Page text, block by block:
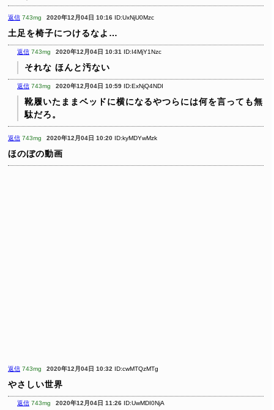
返信 743mg 2020年12月04日 10:16 ID:UxNjU0Mzc
土足を椅子につけるなよ…
返信 743mg 2020年12月04日 10:31 ID:I4MjY1Nzc
それな ほんと汚ない
返信 743mg 2020年12月04日 10:59 ID:ExNjQ4NDI
靴履いたままベッドに横になるやつらには何を言っても無
駄だろ。
返信 743mg 2020年12月04日 10:20 ID:kyMDYwMzk
ほのぼの動画
返信 743mg 2020年12月04日 10:32 ID:cwMTQzMTg
やさしい世界
返信 743mg 2020年12月04日 11:26 ID:UwMDI0NjA